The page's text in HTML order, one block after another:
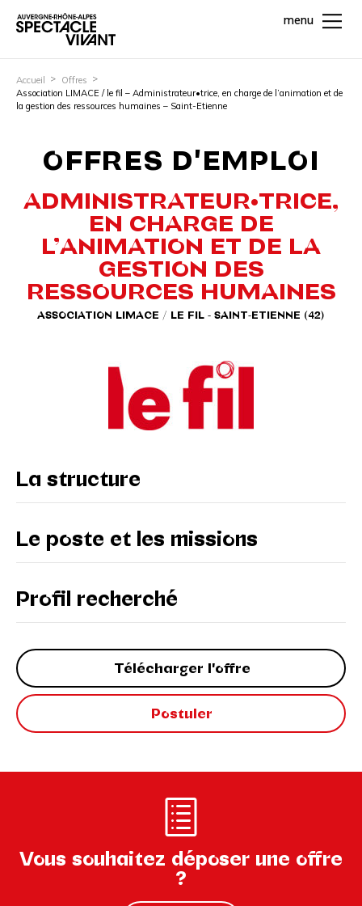
menu
Accueil
Offres
Association LIMACE / le fil – Administrateur•trice, en charge de l’animation et de
la gestion des ressources humaines – Saint-Etienne
OFFRES D'EMPLOI
ADMINISTRATEUR•TRICE,
EN CHARGE DE
L’ANIMATION ET DE LA
GESTION DES
RESSOURCES HUMAINES
ASSOCIATION LIMACE / LE FIL - SAINT-ETIENNE (42)
La structure
Le poste et les missions
Profil recherché
Télécharger l'offre
Postuler
Vous souhaitez déposer une offre
?